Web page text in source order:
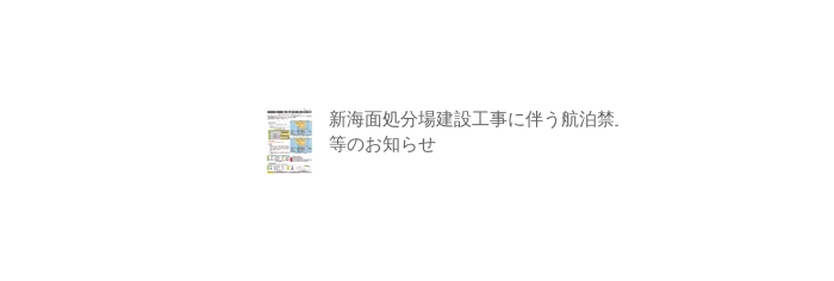
新海面処分場建設工事に伴う航泊禁止
等のお知らせ